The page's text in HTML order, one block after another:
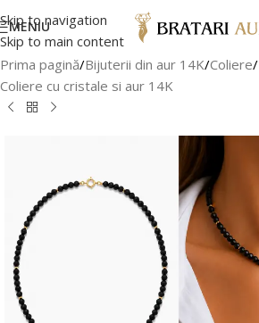
Skip to navigation
Skip to main content
MENIU
Prima pagină/Bijuterii din aur 14K/Coliere/
Coliere cu cristale si aur 14K